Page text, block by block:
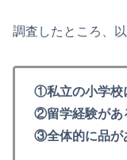
調査したところ、
①私立の小学校
②留学経験があ
③全体的に品が